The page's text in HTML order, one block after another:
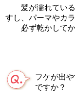
髪が濡れている
すし、パーマやカ
必ず乾かしてか
フケが出
ですか？